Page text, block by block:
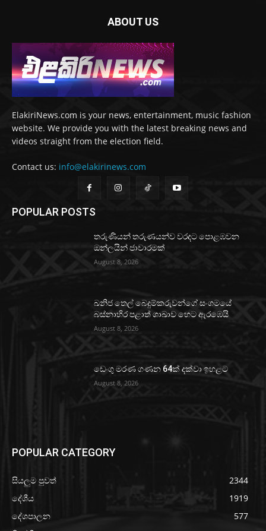
ABOUT US
ElakiriNews.com is your news, entertainment, music fashion
website. We provide you with the latest breaking news and
videos straight from the election field.
Contact us: info@elakirinews.com
POPULAR POSTS
තරුණියන් තරුණයන්ව වරදට පොළඹවන
ඔන්ලයින් ජාවාරමක්
August 8, 2026
ඛනිජ තෙල් බෙදුම්කරුවන්ගේ සංගමයේ
බස්නාහිර පළාත් ශාඛාව හෙට ඇරඹෙයි
August 8, 2026
ඩෙංගු මරණ ගණන 64ක් දක්වා ඉහළට
August 8, 2026
POPULAR CATEGORY
සියලුම පුවත්
2344
දේශීය
1919
දේශපාලන
577